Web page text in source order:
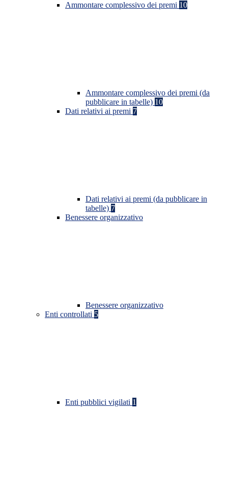
Ammontare complessivo dei premi 10
Ammontare complessivo dei premi (da
pubblicare in tabelle) 10
Dati relativi ai premi 7
Dati relativi ai premi (da pubblicare in
tabelle) 7
Benessere organizzativo
Benessere organizzativo
Enti controllati 5
Enti pubblici vigilati 1